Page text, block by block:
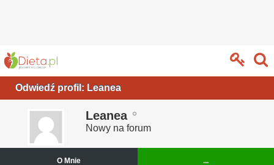
Odwiedź profil: Leanea
Leanea
Nowy na forum
O Mnie ...